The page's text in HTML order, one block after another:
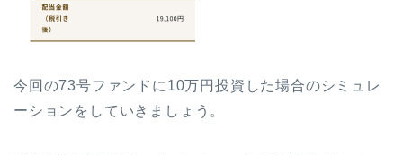
今回の73号ファンドに10万円投資した場合のシミュレ
ーションをしていきましょう。